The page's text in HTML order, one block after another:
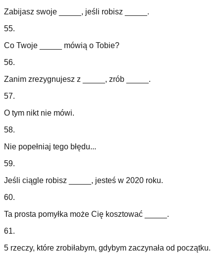
Zabijasz swoje _____, jeśli robisz _____.
55.
Co Twoje _____ mówią o Tobie?
56.
Zanim zrezygnujesz z _____, zrób _____.
57.
O tym nikt nie mówi.
58.
Nie popełniaj tego błędu...
59.
Jeśli ciągle robisz _____, jesteś w 2020 roku.
60.
Ta prosta pomyłka może Cię kosztować _____.
61.
5 rzeczy, które zrobiłabym, gdybym zaczynała od początku.